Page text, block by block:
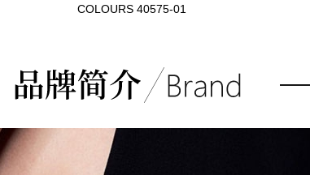
COLOURS 40575-01